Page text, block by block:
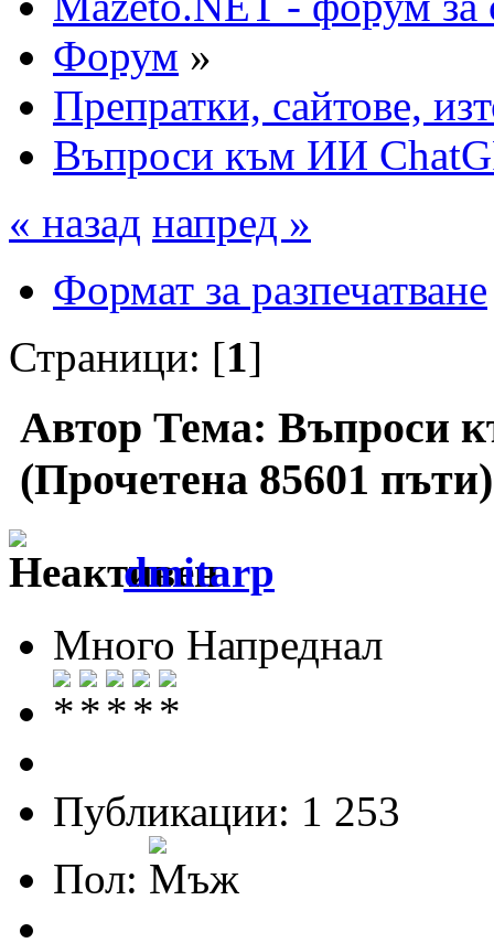
Форум »
Препратки, сайтове,
Въпроси към ИИ
« назад напред »
Формат за разпечатване
Страници: [1]
Автор Тема: Въпроси
(Прочетена 85601 пъти)
dmitarp
Много Напреднал
Публикации: 1 253
Пол: